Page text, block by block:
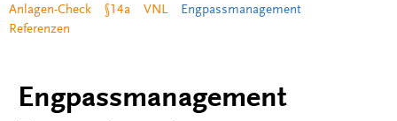
Anlagen-Check
§14a VNL
Engpassmanagement
Referenzen
Engpassmanagement